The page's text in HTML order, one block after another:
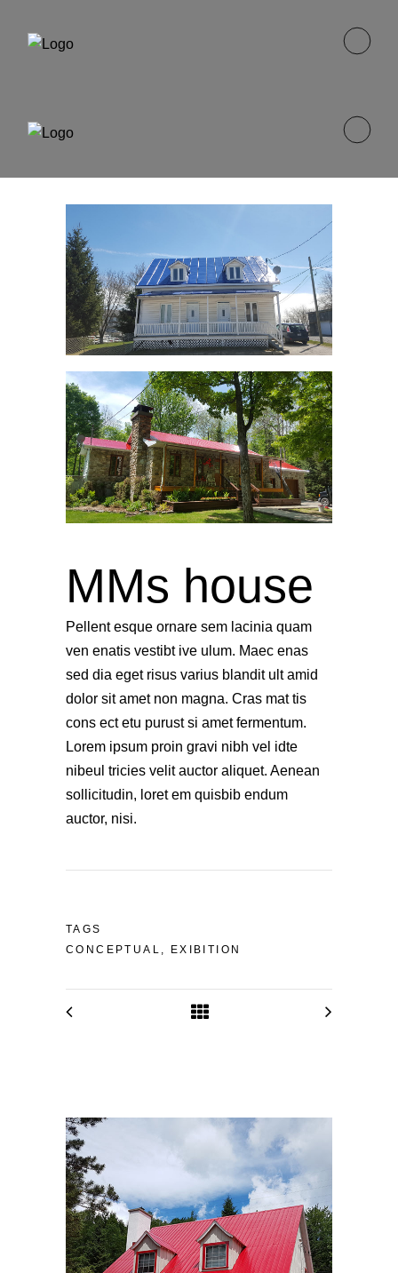
TAGS
CONCEPTUAL, EXIBITION
MMs house
Pellent esque ornare sem lacinia quam
ven enatis vestibt ive ulum. Maec enas
sed dia eget risus varius blandit ult amid
dolor sit amet non magna. Cras mat tis
cons ect etu purust si amet fermentum.
Lorem ipsum proin gravi nibh vel idte
nibeul tricies velit auctor aliquet. Aenean
sollicitudin, loret em quisbib endum
auctor, nisi.